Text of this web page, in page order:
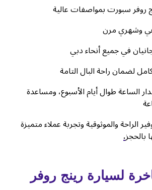
روفر سبورت بمواصفات عالية
وشهري مرن
في جميع أنحاء دبي
لضمان راحة البال التامة
الساعة طوال أيام الأسبوع، ومساعدة
الراحة والموثوقية وتجربة عملاء متميزة
بالحجز.
لسيارة رينج روفر